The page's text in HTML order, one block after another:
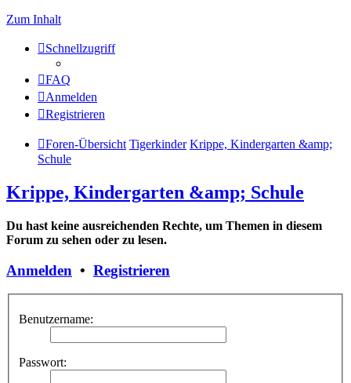
Zum Inhalt
Schnellzugriff
FAQ
Anmelden
Registrieren
Foren-Übersicht Tigerkinder Krippe, Kindergarten &amp;
Schule
Krippe, Kindergarten &amp; Schule
Du hast keine ausreichenden Rechte, um Themen in diesem
Forum zu sehen oder zu lesen.
Anmelden • Registrieren
Benutzername:
Passwort: